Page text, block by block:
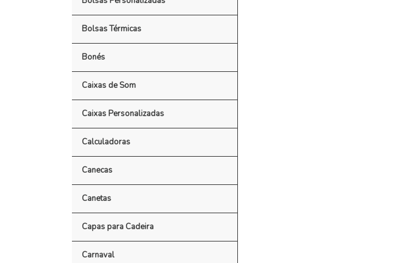
Bolsas Térmicas
Bonés
Caixas de Som
Caixas Personalizadas
Calculadoras
Canecas
Canetas
Capas para Cadeira
Carnaval